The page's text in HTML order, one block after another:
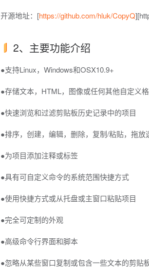
开源地址：[https://github.com/hluk/CopyQ
2、主要功能介绍
●支持Linux，Windows和OSX10.9+
●存储文本，HTML，图像或任何其他自定义
●快速浏览和过滤剪贴板历史记录中的项目
●排序，创建，编辑，删除，复制/粘贴，拖放
●为项目添加注释或标签
●具有可自定义命令的系统范围快捷方式
●使用快捷方式或从托盘或主窗口粘贴项目
●完全可定制的外观
●高级命令行界面和脚本
●忽略从某些窗口复制或包含一些文本的剪贴